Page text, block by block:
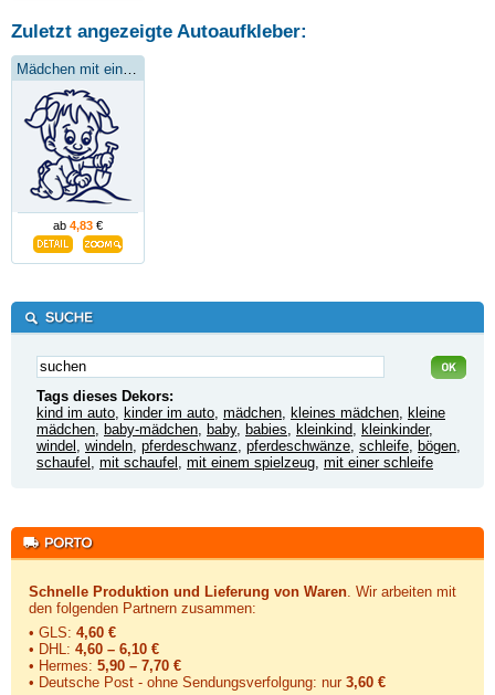
Zuletzt angezeigte Autoaufkleber:
ab 4,83 €
Tags dieses Dekors:
kind im auto kinder im auto mädchen kleines mädchen kleine
mädchen baby-mädchen baby, babies kleinkind kleinkinder,
windel windeln pferdeschwanz pferdeschwänze schleife bögen
schaufel mit schaufel mit einem spielzeug mit einer schleife
Schnelle Produktion und Lieferung von Waren . Wir arbeiten mit
den folgenden Partnern zusammen:
• GLS: 4,60 €
• DHL: 4,60 – 6,10 €
• Hermes: 5,90 – 7,70 €
• Deutsche Post - ohne Sendungsverfolgung: nur 3,60 €